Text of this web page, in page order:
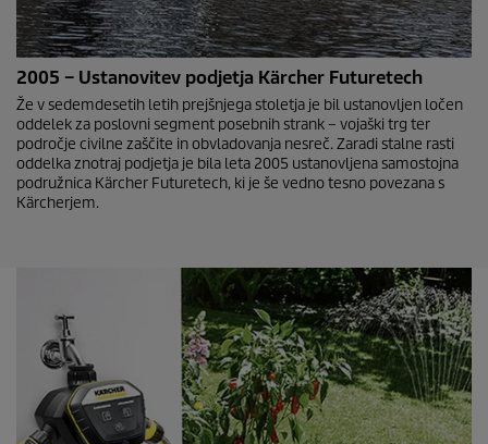
2005 – Ustanovitev podjetja Kärcher Futuretech
Že v sedemdesetih letih prejšnjega stoletja je bil ustanovljen ločen
oddelek za poslovni segment posebnih strank – vojaški trg ter
področje civilne zaščite in obvladovanja nesreč. Zaradi stalne rasti
oddelka znotraj podjetja je bila leta 2005 ustanovljena samostojna
podružnica Kärcher Futuretech, ki je še vedno tesno povezana s
Kärcherjem.